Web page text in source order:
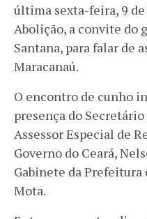
última sexta-feira, 9
Abolição, a convite do
Santana, para falar de
Maracanaú.
O encontro de cunho
presença do Secretário
Assessor Especial de
Governo do Ceará,
Gabinete da Prefeitura
Mota.